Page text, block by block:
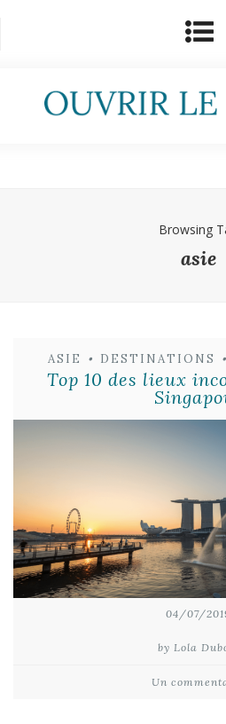
Browsing
asie
ASIE • DESTINATIONS •
Top 10 des lieux
04/07/
by Lola
Un